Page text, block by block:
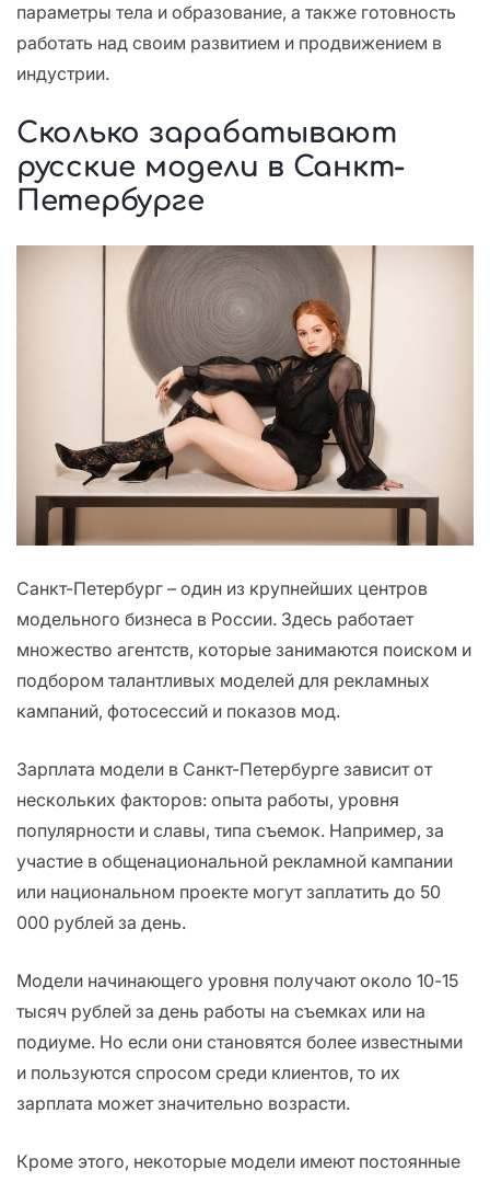
параметры тела и образование, а также готовность
работать над своим развитием и продвижением в
индустрии.
Сколько зарабатывают
русские модели в Санкт-
Петербурге
Санкт-Петербург – один из крупнейших центров
модельного бизнеса в России. Здесь работает
множество агентств, которые занимаются поиском и
подбором талантливых моделей для рекламных
кампаний, фотосессий и показов мод.
Зарплата модели в Санкт-Петербурге зависит от
нескольких факторов: опыта работы, уровня
популярности и славы, типа съемок. Например, за
участие в общенациональной рекламной кампании
или национальном проекте могут заплатить до 50
000 рублей за день.
Модели начинающего уровня получают около 10-15
тысяч рублей за день работы на съемках или на
подиуме. Но если они становятся более известными
и пользуются спросом среди клиентов, то их
зарплата может значительно возрасти.
Кроме этого, некоторые модели имеют постоянные